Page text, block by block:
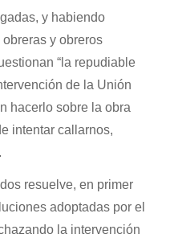
y habiendo
y obreros
“la repudiable
de la Unión
hacerlo sobre la obra
intentar callarnos,
resuelve, en primer
adoptadas por el
la intervención